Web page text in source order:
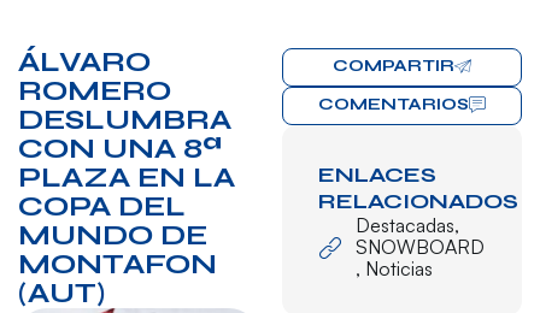
ÁLVARO
ROMERO
DESLUMBRA
CON UNA 8ª
PLAZA EN LA
COPA DEL
MUNDO DE
MONTAFON
(AUT)
COMPARTIR
COMENTARIOS
ENLACES
RELACIONADOS
Destacadas,
SNOWBOARD
, Noticias